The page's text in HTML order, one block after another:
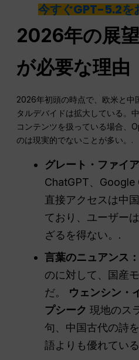
今すぐGPT-5.2を
2026年の展
が必要な理由
2026年初頭の時点で、欧米と中
タルデバイドは拡大している。
コンテンツを扱っている場合、
のは現実的でないことが多い。.
グレート・ファイ
ChatGPT、Google
直接アクセスは中
ており、ユーザー
ざるを得ない。.
言葉のニュアンス：
のに対して、国産
だ。 ウェンシン・
プシーク 現地のス
句、中国古代の詩
語よりも優れてい